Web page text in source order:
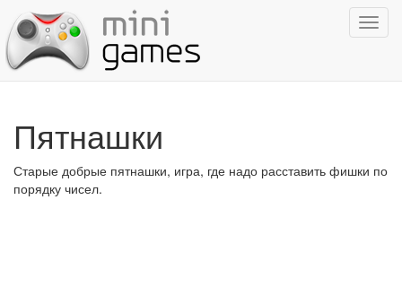
Пятнашки
Старые добрые пятнашки, игра, где надо расставить фишки по
порядку чисел.